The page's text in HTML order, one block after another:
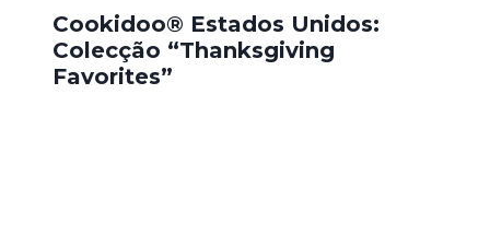
Cookidoo® Estados Unidos:
Colecção “Thanksgiving
Favorites”